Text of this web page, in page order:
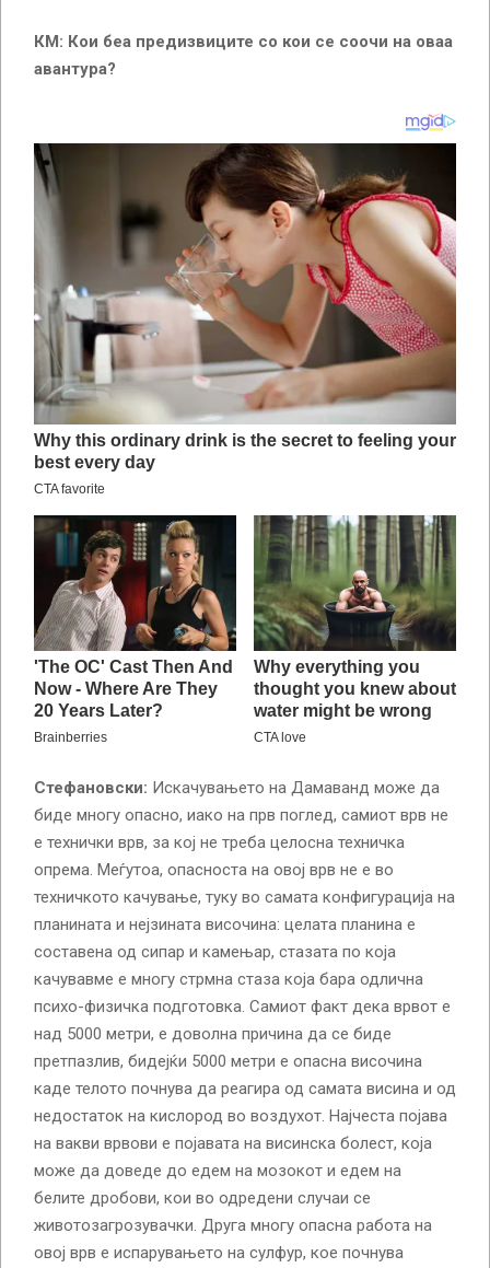
КМ: Кои беа предизвиците со кои се соочи на оваа
авантура?
Стефановски: Искачувањето на Дамаванд може да
биде многу опасно, иако на прв поглед, самиот врв не
е технички врв, за кој не треба целосна техничка
опрема. Меѓутоа, опасноста на овој врв не е во
техничкото качување, туку во самата конфигурација на
планината и нејзината височина: целата планина е
составена од сипар и камењар, стазата по која
качувавме е многу стрмна стаза која бара одлична
психо-физичка подготовка. Самиот факт дека врвот е
над 5000 метри, е доволна причина да се биде
претпазлив, бидејќи 5000 метри е опасна височина
каде телото почнува да реагира од самата висина и од
недостаток на кислород во воздухот. Најчеста појава
на вакви врвови е појавата на висинска болест, која
може да доведе до едем на мозокот и едем на
белите дробови, кои во одредени случаи се
животозагрозувачки. Друга многу опасна работа на
овој врв е испарувањето на сулфур, кое почнува